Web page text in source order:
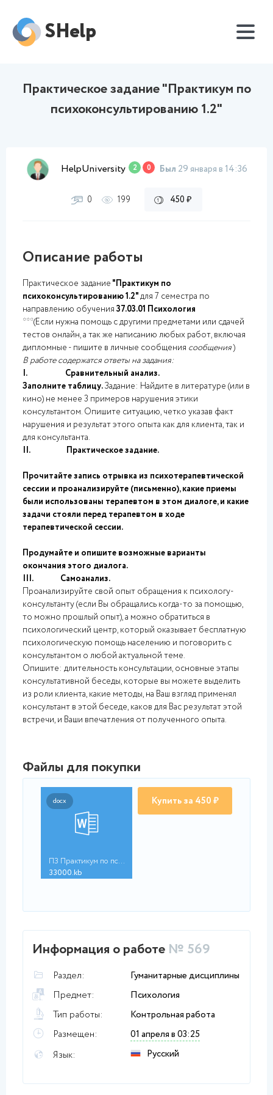
SHelp
Практическое задание "Практикум по
психоконсультированию 1.2"
HelpUniversity 2 0 Был 29 января в 14:36
0 199 450 ₽
Описание работы
Практическое задание "Практикум по
психоконсультированию 1.2"для 7 семестра по
направлению обучения 37.03.01 Психология
***(Если нужна помощь с другими предметами или сдачей
тестов онлайн, а так же написанию любых работ, включая
дипломные - пишите в личные сообщения сообщения)
В работе содержатся ответы на задания:
I. Сравнительный анализ.
Заполните таблицу.Задание: Найдите в литературе (или в
кино) не менее 3 примеров нарушения этики
консультантом. Опишите ситуацию, четко указав факт
нарушения и результат этого опыта как для клиента, так и
для консультанта.
II. Практическое задание.
Прочитайте запись отрывка из психотерапевтической
сессии и проанализируйте (письменно), какие приемы
были использованы терапевтом в этом диалоге, и какие
задачи стояли перед терапевтом в ходе
терапевтической сессии.
Продумайте и опишите возможные варианты
окончания этого диалога.
III. Самоанализ.
Проанализируйте свой опыт обращения к психологу-
консультанту (если Вы обращались когда-то за помощью,
то можно прошлый опыт), а можно обратиться в
психологический центр, который оказывает бесплатную
психологическую помощь населению и поговорить с
консультантом о любой актуальной теме.
Опишите: длительность консультации, основные этапы
консультативной беседы, которые вы можете выделить
из роли клиента, какие методы, на Ваш взгляд применял
консультант в этой беседе, каков для Вас результат этой
встречи, и Ваши впечатления от полученного опыта.
Файлы для покупки
docx
ПЗ Практикум по псих...
33000.kb
Купить за 450 ₽
Информация о работе № 569
Раздел:
Гуманитарные дисциплины
Предмет:
Психология
Тип работы:
Контрольная работа
Размещен:
01 апреля в 03:25
Язык:
Русский